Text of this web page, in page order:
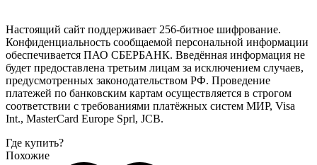
Настоящий сайт поддерживает 256-битное шифрование.
Конфиденциальность сообщаемой персональной информации
обеспечивается ПАО СБЕРБАНК. Введённая информация не
будет предоставлена третьим лицам за исключением случаев,
предусмотренных законодательством РФ. Проведение
платежей по банковским картам осуществляется в строгом
соответствии с требованиями платёжных систем МИР, Visa
Int., MasterCard Europe Sprl, JCB.
Где купить?
Похожие